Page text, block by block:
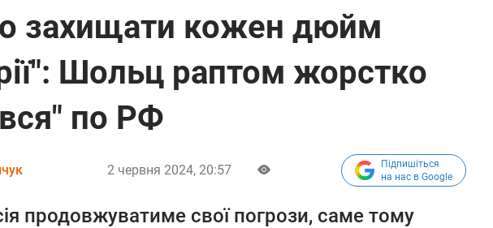
захищати кожен дюйм
Шольц раптом жорстко
по РФ
2 червня 2024, 20:57
Підпишіться
на нас в Google
продовжуватиме свої погрози, саме тому